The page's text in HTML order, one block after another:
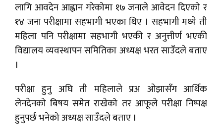
लागि आवदेन आह्वान गरेकोमा १७ जनाले आवेदन दिएको र
१४ जना परीक्षामा सहभागी भएका थिए । सहभागी मध्ये ती
महिला पनि परीक्षामा सहभागी भएकी र अनुत्तीर्ण भएकी
विद्यालय व्यवस्थापन समितिका अध्यक्ष भरत साउँदले बताए
।
परीक्षा हुनु अघि ती महिलाले प्रअ ओझासँग आर्थिक
लेनदेनको बिषय समेत राखेको तर आफूले परीक्षा निष्पक्ष
हुनुपर्छ भनेको अध्यक्ष साउँदले बताए ।